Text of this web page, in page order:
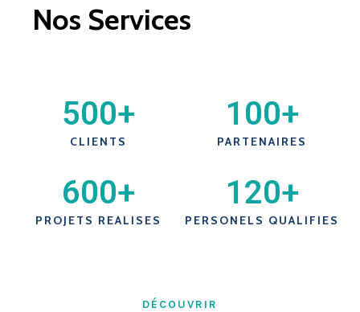
Nos Services
500+
CLIENTS
100+
PARTENAIRES
600+
PROJETS REALISES
120+
PERSONELS QUALIFIES
DÉCOUVRIR